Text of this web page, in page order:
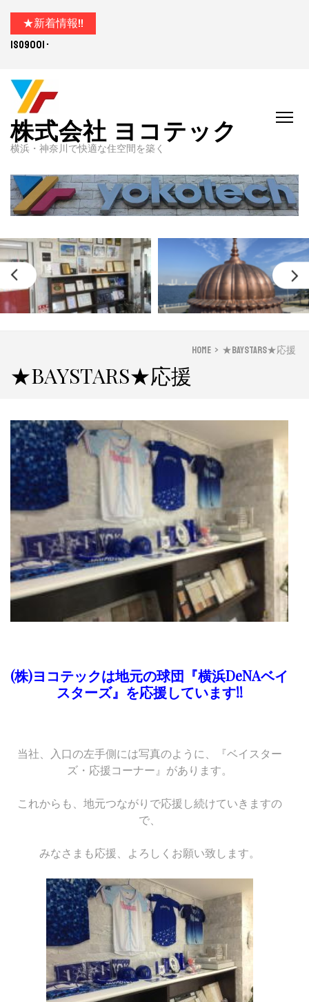
★新着情報!!
ISO9001･ISO14001取得
株式会社 ヨコテック
横浜・神奈川で快適な住空間を築く
prev
Home > ★BAYSTARS★応援
★BAYSTARS★応援
(株)ヨコテックは地元の球団『横浜DeNAベイ
スターズ』を応援しています!!
当社、入口の左手側には写真のように、『ベイスター
ズ・応援コーナー』があります。
これからも、地元つながりで応援し続けていきますの
で、
みなさまも応援、よろしくお願い致します。